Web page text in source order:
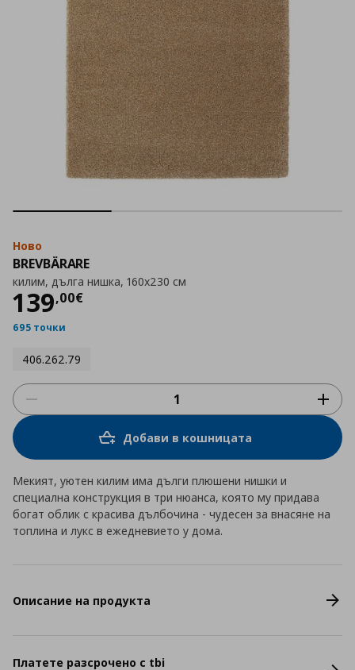
Ново
BREVBÄRARE
килим, дълга нишка, 160x230 см
139,00€
Цена
695 точки
406.262.79
Добави в кошницата
Мекият, уютен килим има дълги плюшени нишки и
специална конструкция в три нюанса, която му придава
богат облик с красива дълбочина - чудесен за внасяне на
топлина и лукс в ежедневието у дома.
Описание на продукта
Платете разсрочено с tbi